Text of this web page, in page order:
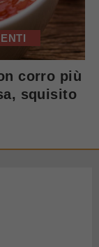
corro più
squisito